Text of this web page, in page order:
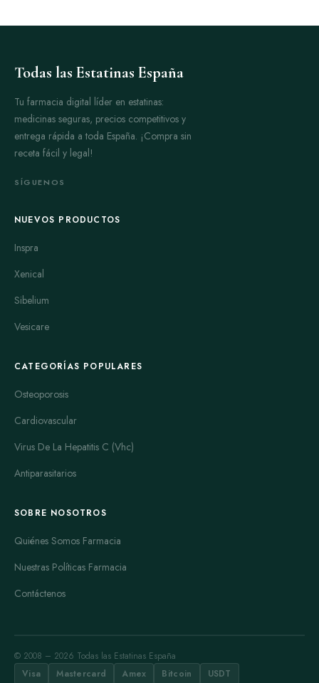
Todas las Estatinas España
Tu farmacia digital líder en estatinas:
medicinas seguras, precios competitivos y
entrega rápida a toda España. ¡Compra sin
receta fácil y legal!
SÍGUENOS
NUEVOS PRODUCTOS
Inspra
Xenical
Sibelium
Vesicare
CATEGORÍAS POPULARES
Osteoporosis
Cardiovascular
Virus De La Hepatitis C (Vhc)
Antiparasitarios
SOBRE NOSOTROS
Quiénes Somos Farmacia
Nuestras Políticas Farmacia
Contáctenos
© 2008 – 2026 Todas las Estatinas España
Visa
Mastercard Amex Bitcoin USDT